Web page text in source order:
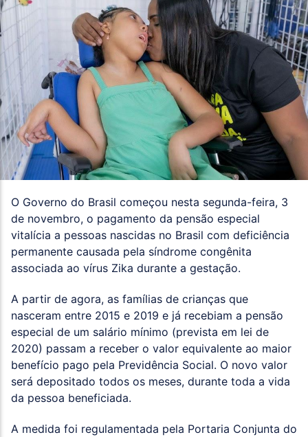
O Governo do Brasil começou nesta segunda-feira, 3
de novembro, o pagamento da pensão especial
vitalícia a pessoas nascidas no Brasil com deficiência
permanente causada pela síndrome congênita
associada ao vírus Zika durante a gestação.
A partir de agora, as famílias de crianças que
nasceram entre 2015 e 2019 e já recebiam a pensão
especial de um salário mínimo (prevista em lei de
2020) passam a receber o valor equivalente ao maior
benefício pago pela Previdência Social. O novo valor
será depositado todos os meses, durante toda a vida
da pessoa beneficiada.
A medida foi regulamentada pela Portaria Conjunta do